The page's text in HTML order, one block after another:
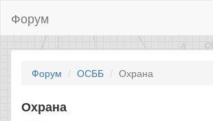
Форум
Форум ОСББ Охрана
Охрана